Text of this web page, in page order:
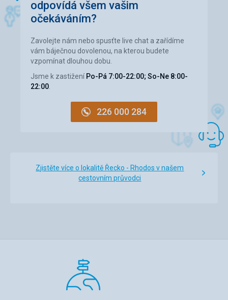
Je na klidném místě, obklopen velkými prázdnými
plochami. Autobusová zastávka 3 minuty, pláž a pěší ulice
cca. po dobu 15 minut. Studio je trochu malé pro 3 osoby. S
přebalování.
Služby
ale stojí 56 eur. Bazén to všechno kompenzuje, bylo to
velmi dobré.
Tato recenze byla přeložena automaticky přes Google
odpovídá všem vašim
očekáváním?
Zavolejte nám nebo spusťte live chat a zařídíme
vám báječnou dovolenou, na kterou budete
vzpomínat dlouhou dobu.
Jsme k zastižení Po-Pá 7:00-22:00; So-Ne 8:00-
22:00
226 000 284
Zjistěte více o lokalitě Řecko - Rhodos v našem
cestovním průvodci